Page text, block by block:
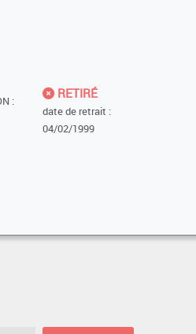
:
RETIRÉ
date de retrait :
04/02/1999